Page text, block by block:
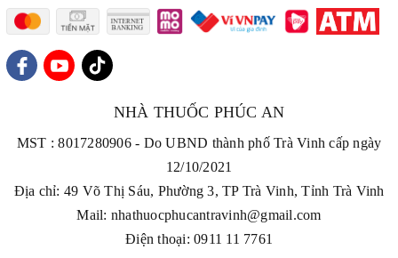
NHÀ THUỐC PHÚC AN
MST : 8017280906 - Do UBND thành phố Trà Vinh cấp ngày
12/10/2021
Địa chỉ: 49 Võ Thị Sáu, Phường 3, TP Trà Vinh, Tỉnh Trà Vinh
Mail: nhathuocphucantravinh@gmail.com
Điện thoại: 0911 11 7761